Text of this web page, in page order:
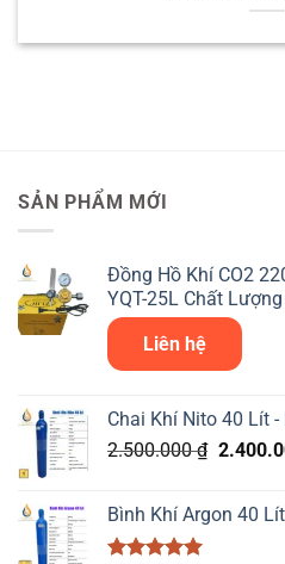
SẢN PHẨM MỚI
Đồng Hồ Khí CO2
YQT-25L Chất
Liên hệ
Chai Khí Nito 40 Lít
2.500.000₫ Giá
Bình Khí Argon 40